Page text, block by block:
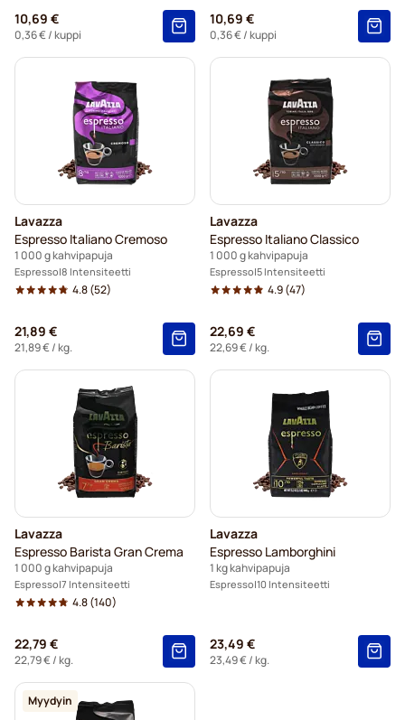
10,69 €
0,36 €/ kuppi
10,69 €
0,36 €/ kuppi
Lavazza
Espresso Italiano Cremoso
1 000 g kahvipapuja
Espresso 8 Intensiteetti
4.8(52)
21,89 €
21,89 €/ kg.
Lavazza
Espresso Italiano Classico
1 000 g kahvipapuja
Espresso 5 Intensiteetti
4.9(47)
22,69 €
22,69 €/ kg.
Lavazza
Espresso Barista Gran Crema
1 000 g kahvipapuja
Espresso 7 Intensiteetti
4.8(140)
22,79 €
22,79 €/ kg.
Lavazza
Espresso Lamborghini
1 kg kahvipapuja
Espresso 10 Intensiteetti
23,49 €
23,49 €/ kg.
Myydyin